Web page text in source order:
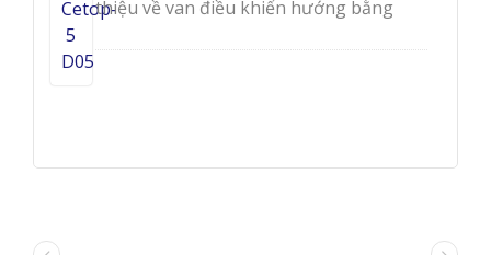
thiệu về van điều khiển hướng bằng